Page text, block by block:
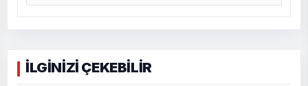
İLGİNİZİ ÇEKEBİLİR